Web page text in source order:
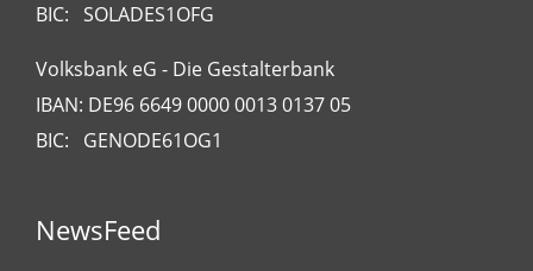
BIC: SOLADES1OFG
Volksbank eG - Die Gestalterbank
IBAN: DE96 6649 0000 0013 0137 05
BIC: GENODE61OG1
NewsFeed